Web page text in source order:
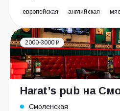
европейская английская
2000-3000 ₽
Harat’s pub на
Смоленская